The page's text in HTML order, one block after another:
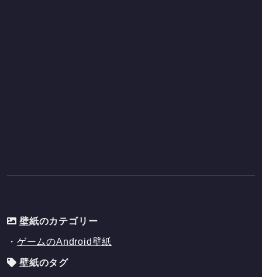
壁紙のカテゴリー
・ ゲームのAndroid壁紙
壁紙のタグ